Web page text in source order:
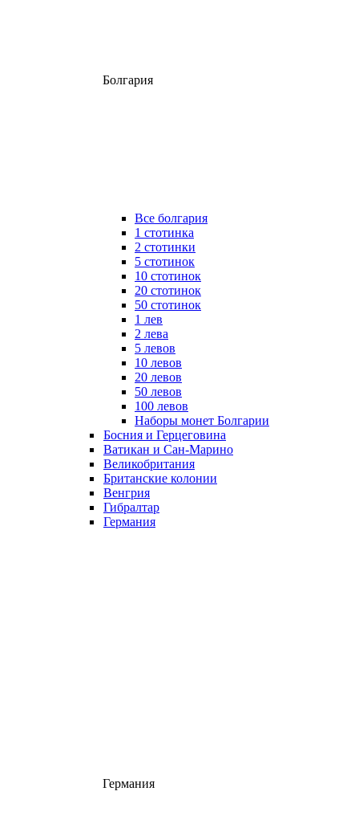
Болгария
Все болгария
1 стотинка
2 стотинки
5 стотинок
10 стотинок
20 стотинок
50 стотинок
1 лев
2 лева
5 левов
10 левов
20 левов
50 левов
100 левов
Наборы монет Болгарии
Босния и Герцеговина
Ватикан и Сан-Марино
Великобритания
Британские колонии
Венгрия
Гибралтар
Германия
Германия